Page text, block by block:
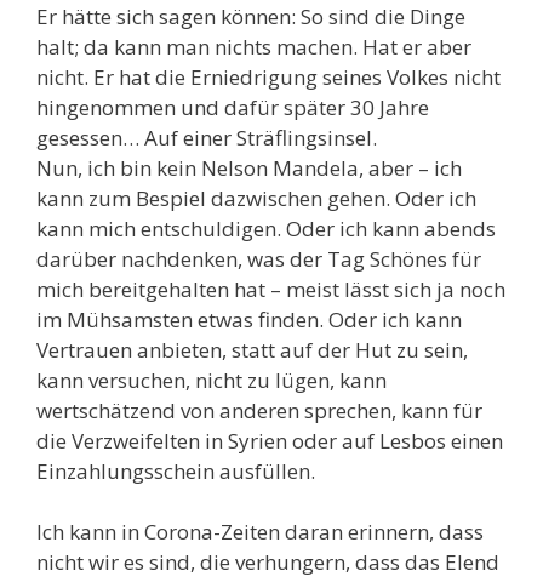
Er hätte sich sagen können: So sind die Dinge
halt; da kann man nichts machen. Hat er aber
nicht. Er hat die Erniedrigung seines Volkes nicht
hingenommen und dafür später 30 Jahre
gesessen… Auf einer Sträflingsinsel.
Nun, ich bin kein Nelson Mandela, aber – ich
kann zum Bespiel dazwischen gehen. Oder ich
kann mich entschuldigen. Oder ich kann abends
darüber nachdenken, was der Tag Schönes für
mich bereitgehalten hat – meist lässt sich ja noch
im Mühsamsten etwas finden. Oder ich kann
Vertrauen anbieten, statt auf der Hut zu sein,
kann versuchen, nicht zu lügen, kann
wertschätzend von anderen sprechen, kann für
die Verzweifelten in Syrien oder auf Lesbos einen
Einzahlungsschein ausfüllen.
Ich kann in Corona-Zeiten daran erinnern, dass
nicht wir es sind, die verhungern, dass das Elend